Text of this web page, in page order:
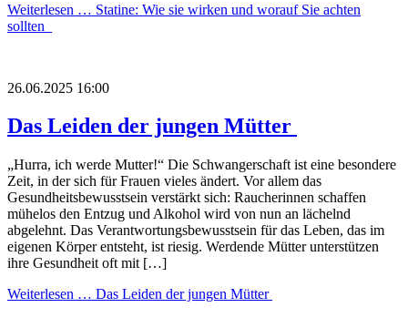
Weiterlesen … Statine: Wie sie wirken und worauf Sie achten
sollten
26.06.2025 16:00
Das Leiden der jungen Mütter
„Hurra, ich werde Mutter!“ Die Schwangerschaft ist eine besondere
Zeit, in der sich für Frauen vieles ändert. Vor allem das
Gesundheitsbewusstsein verstärkt sich: Raucherinnen schaffen
mühelos den Entzug und Alkohol wird von nun an lächelnd
abgelehnt. Das Verantwortungsbewusstsein für das Leben, das im
eigenen Körper entsteht, ist riesig. Werdende Mütter unterstützen
ihre Gesundheit oft mit […]
Weiterlesen … Das Leiden der jungen Mütter